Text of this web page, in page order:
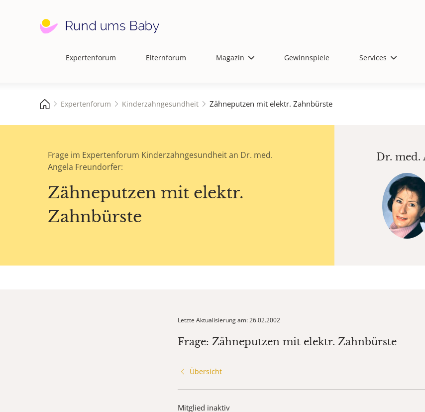
Hauptnavigation
Expertenforum Elternforum Magazin Gewinnspiele Services
Expertenforum Kinderzahngesundheit Zähneputzen mit elektr. Zahnbürste
Frage im Expertenforum Kinderzahngesundheit an Dr. med.
Angela Freundorfer:
Zähneputzen mit elektr.
Zahnbürste
Dr. med.
Letzte Aktualisierung am: 26.02.2002
Frage: Zähneputzen mit elektr. Zahnbürste
Übersicht
Mitglied inaktiv